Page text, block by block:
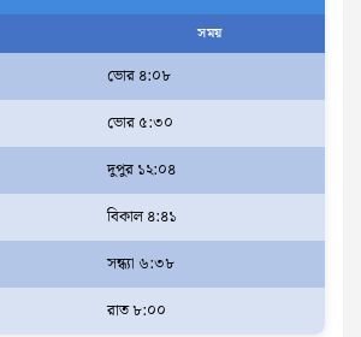
সময়
ভোর ৪:০৮
ভোর ৫:৩০
দুপুর ১২:০৪
বিকাল ৪:৪১
সন্ধ্যা ৬:৩৮
রাত ৮:০০